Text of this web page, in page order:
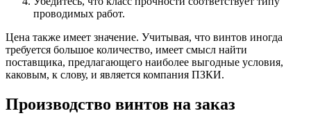
проводимых работ.
Цена также имеет значение. Учитывая, что винтов иногда
требуется большое количество, имеет смысл найти
поставщика, предлагающего наиболее выгодные условия,
каковым, к слову, и является компания ПЗКИ.
Производство винтов на заказ